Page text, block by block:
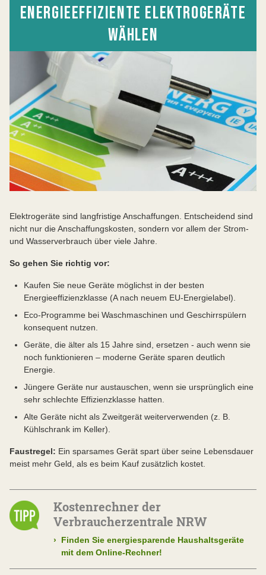
ENERGIEEFFIZIENTE ELEKTROGERÄTE
WÄHLEN
Elektrogeräte sind langfristige Anschaffungen. Entscheidend sind
nicht nur die Anschaffungskosten, sondern vor allem der Strom-
und Wasserverbrauch über viele Jahre.
So gehen Sie richtig vor:
Kaufen Sie neue Geräte möglichst in der besten
Energieeffizienzklasse (A nach neuem EU-Energielabel).
Eco-Programme bei Waschmaschinen und Geschirrspülern
konsequent nutzen.
Geräte, die älter als 15 Jahre sind, ersetzen - auch wenn sie
noch funktionieren – moderne Geräte sparen deutlich
Energie.
Jüngere Geräte nur austauschen, wenn sie ursprünglich eine
sehr schlechte Effizienzklasse hatten.
Alte Geräte nicht als Zweitgerät weiterverwenden (z. B.
Kühlschrank im Keller).
Faustregel: Ein sparsames Gerät spart über seine Lebensdauer
meist mehr Geld, als es beim Kauf zusätzlich kostet.
Kostenrechner der
Verbraucherzentrale NRW
›
Finden Sie energiesparende Haushaltsgeräte
mit dem Online-Rechner!